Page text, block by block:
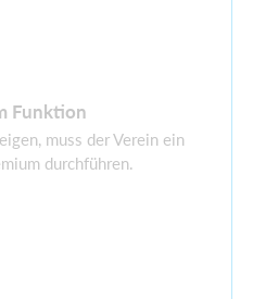
Funktion
muss der Verein ein
durchführen.